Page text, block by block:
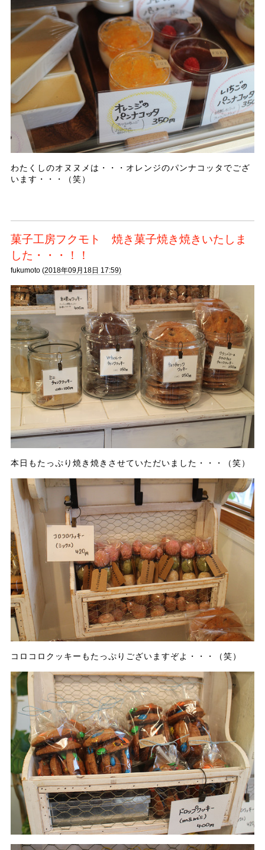
わたくしのオヌヌメは・・・オレンジのパンナコッタでござ
います・・・（笑）
菓子工房フクモト 焼き菓子焼き焼きいたしま
した・・・！！
fukumoto (2018年09月18日 17:59)
本日もたっぷり焼き焼きさせていただいました・・・（笑）
コロコロクッキーもたっぷりございますぞよ・・・（笑）